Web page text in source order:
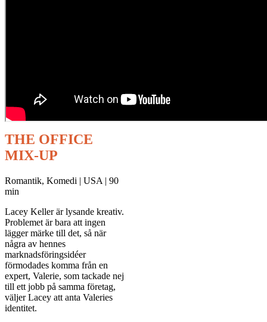
THE OFFICE
MIX-UP
Romantik, Komedi | USA | 90
min
Lacey Keller är lysande kreativ.
Problemet är bara att ingen
lägger märke till det, så när
några av hennes
marknadsföringsidéer
förmodades komma från en
expert, Valerie, som tackade nej
till ett jobb på samma företag,
väljer Lacey att anta Valeries
identitet.